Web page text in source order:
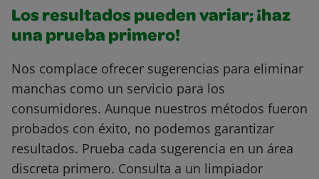
Los resultados pueden variar; ¡haz
una prueba primero!
Nos complace ofrecer sugerencias para eliminar
manchas como un servicio para los
consumidores. Aunque nuestros métodos fueron
probados con éxito, no podemos garantizar
resultados. Prueba cada sugerencia en un área
discreta primero. Consulta a un limpiador